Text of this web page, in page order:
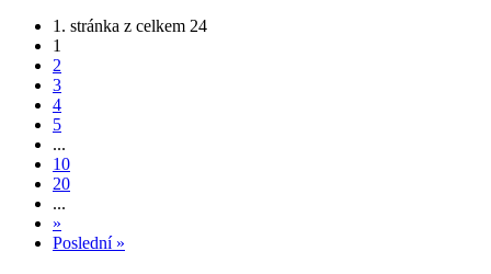
1. stránka z celkem 24
1
2
3
4
5
...
10
20
...
»
Poslední »